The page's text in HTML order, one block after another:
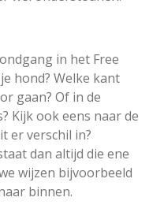
in het Free
hond? Welke kant
gaan? Of in de
Kijk ook eens naar de
er verschil in?
dan altijd die ene
wijzen bijvoorbeeld
binnen.